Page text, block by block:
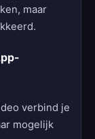
maar
verbind je
mogelijk